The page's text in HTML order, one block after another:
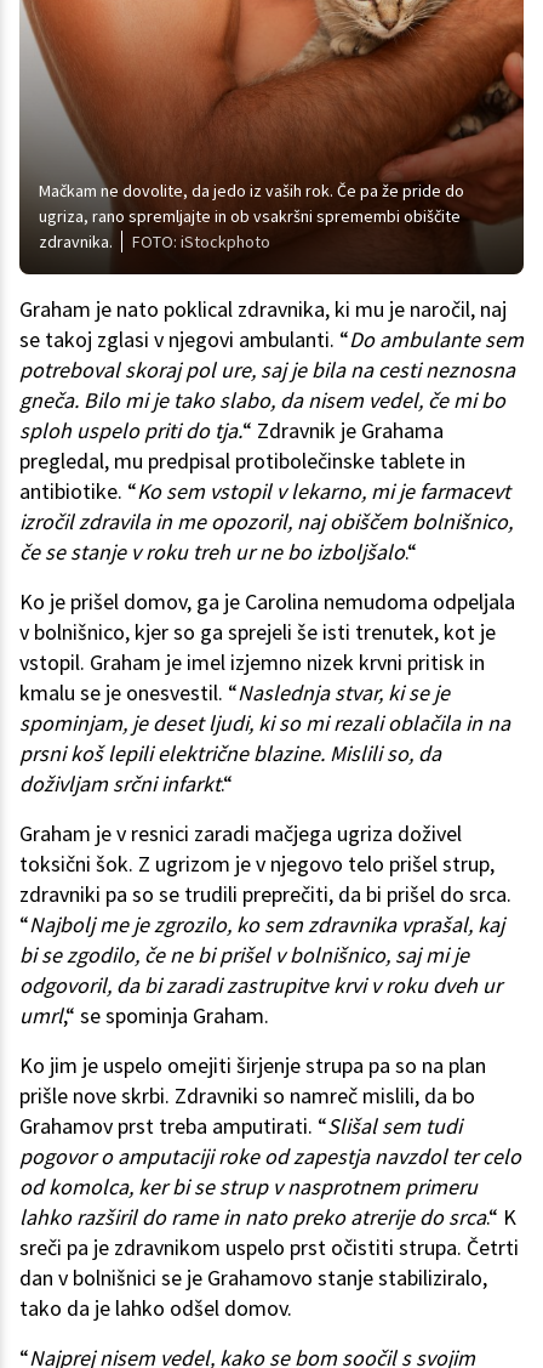
Mačkam ne dovolite, da jedo iz vaših rok. Če pa že pride do
ugriza, rano spremljajte in ob vsakršni spremembi obiščite
zdravnika.
FOTO: iStockphoto
Graham je nato poklical zdravnika, ki mu je naročil, naj
se takoj zglasi v njegovi ambulanti. “Do ambulante sem
potreboval skoraj pol ure, saj je bila na cesti neznosna
gneča. Bilo mi je tako slabo, da nisem vedel, če mi bo
sploh uspelo priti do tja.“ Zdravnik je Grahama
pregledal, mu predpisal protibolečinske tablete in
antibiotike. “Ko sem vstopil v lekarno, mi je farmacevt
izročil zdravila in me opozoril, naj obiščem bolnišnico,
če se stanje v roku treh ur ne bo izboljšalo.“
Ko je prišel domov, ga je Carolina nemudoma odpeljala
v bolnišnico, kjer so ga sprejeli še isti trenutek, kot je
vstopil. Graham je imel izjemno nizek krvni pritisk in
kmalu se je onesvestil. “Naslednja stvar, ki se je
spominjam, je deset ljudi, ki so mi rezali oblačila in na
prsni koš lepili električne blazine. Mislili so, da
doživljam srčni infarkt.“
Graham je v resnici zaradi mačjega ugriza doživel
toksični šok. Z ugrizom je v njegovo telo prišel strup,
zdravniki pa so se trudili preprečiti, da bi prišel do srca.
“Najbolj me je zgrozilo, ko sem zdravnika vprašal, kaj
bi se zgodilo, če ne bi prišel v bolnišnico, saj mi je
odgovoril, da bi zaradi zastrupitve krvi v roku dveh ur
umrl,“ se spominja Graham.
Ko jim je uspelo omejiti širjenje strupa pa so na plan
prišle nove skrbi. Zdravniki so namreč mislili, da bo
Grahamov prst treba amputirati. “Slišal sem tudi
pogovor o amputaciji roke od zapestja navzdol ter celo
od komolca, ker bi se strup v nasprotnem primeru
lahko razširil do rame in nato preko atrerije do srca.“ K
sreči pa je zdravnikom uspelo prst očistiti strupa. Četrti
dan v bolnišnici se je Grahamovo stanje stabiliziralo,
tako da je lahko odšel domov.
“Najprej nisem vedel, kako se bom soočil s svojim